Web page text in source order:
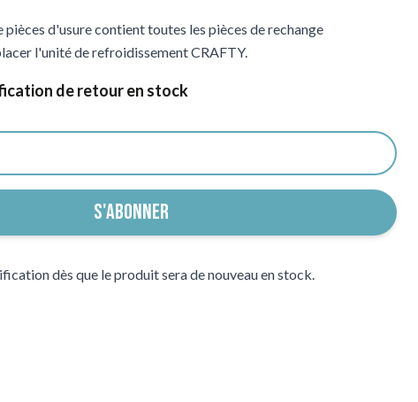
d'usure contient toutes les pièces de rechange
l'unité de refroidissement CRAFTY.
de retour en stock
S'ABONNER
dès que le produit sera de nouveau en stock.